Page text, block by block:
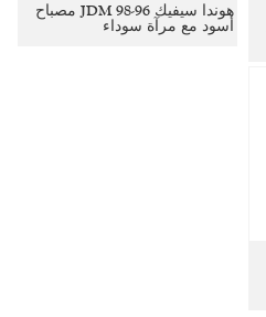
هوندا سيفيك 96-98 JDM مصباح
أسود مع مرآة سوداء